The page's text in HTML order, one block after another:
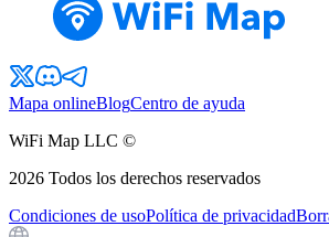
Mapa onlineBlogCentro de ayuda
WiFi Map LLC ©
2026 Todos los derechos reservados
Condiciones de usoPolítica de privacidad